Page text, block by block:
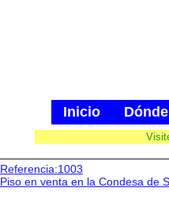
Inicio
Referencia:1003
Piso en venta en la Condesa de